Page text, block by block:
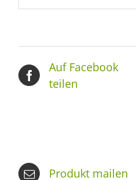
Auf Facebook
teilen
Produkt mailen